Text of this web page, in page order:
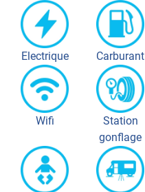
Electrique Carburant
Wifi
Station
gonflage